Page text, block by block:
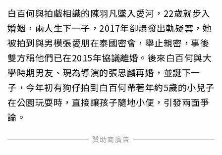
白百何與拍戲相識的陳羽凡墜入愛河，22歲就步入
婚姻，兩人生下一子，2017年卻爆發出軌疑雲，她
被拍到與男模張愛朋在泰國密會，舉止親密，事後
雙方稱他們已在2015年協議離婚。後來白百何與大
學時期男友、現為導演的張思麟再婚，並誕下一
子，今年初有狗仔拍到白百何帶著年約5歲的小兒子
在公園玩耍時，直接讓孩子隨地小便，引發兩面爭
論。